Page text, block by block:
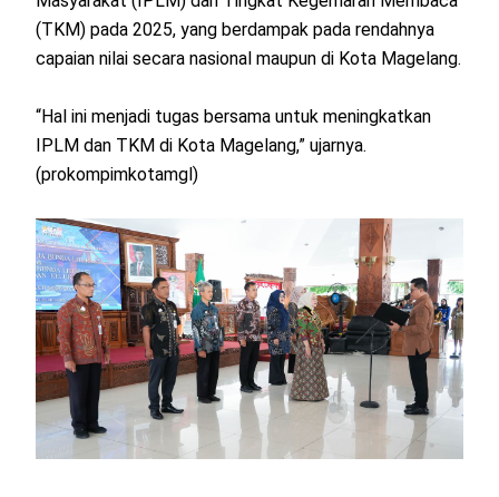
(TKM) pada 2025, yang berdampak pada rendahnya
capaian nilai secara nasional maupun di Kota Magelang.
“Hal ini menjadi tugas bersama untuk meningkatkan
IPLM dan TKM di Kota Magelang,” ujarnya.
(prokompimkotamgl)